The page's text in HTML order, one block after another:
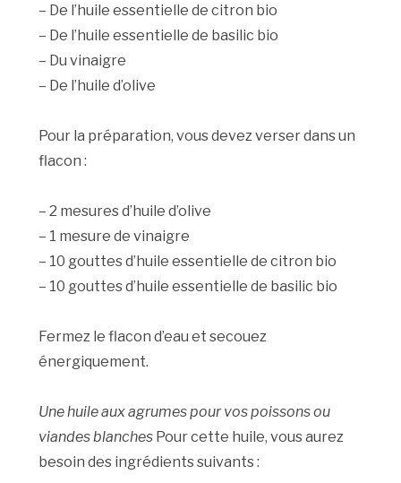
– De l’huile essentielle de citron bio
– De l’huile essentielle de basilic bio
– Du vinaigre
– De l’huile d’olive
Pour la préparation, vous devez verser dans un
flacon :
– 2 mesures d’huile d’olive
– 1 mesure de vinaigre
– 10 gouttes d’huile essentielle de citron bio
– 10 gouttes d’huile essentielle de basilic bio
Fermez le flacon d’eau et secouez
énergiquement.
Une huile aux agrumes pour vos poissons ou
viandes blanches Pour cette huile, vous aurez
besoin des ingrédients suivants :